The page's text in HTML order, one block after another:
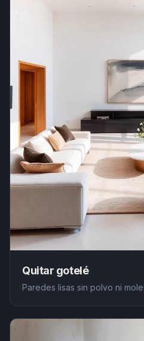
Quitar gotelé
Paredes lisas sin polvo ni